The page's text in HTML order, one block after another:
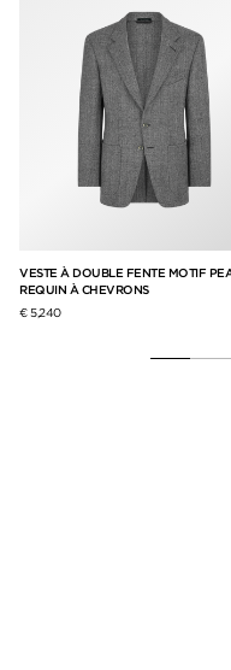
VESTE À DOUBLE FENTE MOTIF
REQUIN À CHEVRONS
€ 5,240